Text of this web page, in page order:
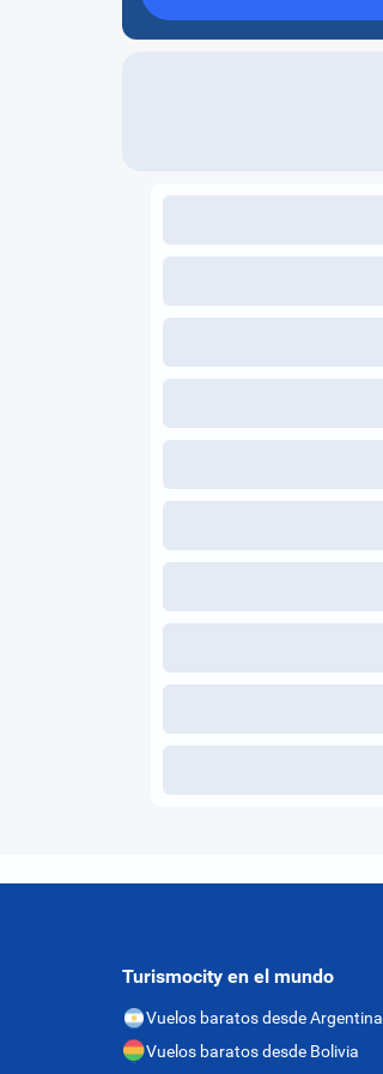
Turismocity en el mundo
Vuelos baratos desde Argentina
Vuelos baratos desde Bolivia